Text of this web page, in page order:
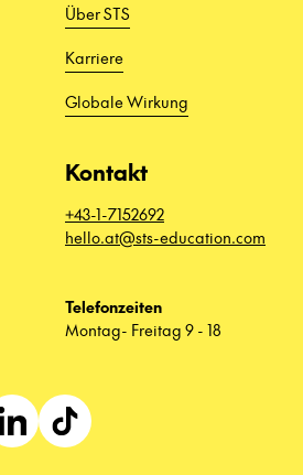
Über STS
Karriere
Globale Wirkung
Kontakt
+43-1-7152692
hello.at@sts-education.com
Telefonzeiten
Montag- Freitag 9 - 18